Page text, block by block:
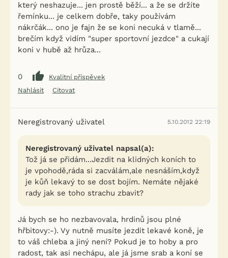
který neshazuje... jen prostě běží... a že se držíte
řemínku... je celkem dobře, taky používám
nákrčák... ono je fajn že se koni necuká v tlamě...
brečím když vidím "super sportovní jezdce" a cukají
koni v hubě až hrůza...
0
Kvalitní příspěvek
Nahlásit
Citovat
Neregistrovaný uživatel 5.10.2012 22:19
Neregistrovaný uživatel napsal(a):
Tož já se přidám...Jezdit na klidných koních to
je vpohodě,ráda si zacválám,ale nesnáším,když
je kůň lekavý to se dost bojím. Nemáte nějaké
rady jak se toho strachu zbavit?
Já bych se ho nezbavovala, hrdinů jsou plné
hřbitovy:-). Vy nutně musíte jezdit lekavé koně, je
to váš chleba a jiný není? Pokud je to hoby a pro
radost, tak asi nechápu, ale já jsme srab a koní se